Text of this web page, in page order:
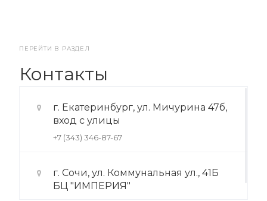
ПЕРЕЙТИ В РАЗДЕЛ
Контакты
г. Екатеринбург, ул. Мичурина 47б,
вход с улицы
+7 (343) 346-87-67
г. Сочи, ул. Коммунальная ул., 41Б
БЦ "ИМПЕРИЯ"